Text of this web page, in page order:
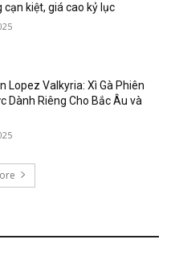
cạn kiệt, giá cao kỷ lục
Lopez Valkyria: Xì Gà Phiên
Dành Riêng Cho Bắc Âu và